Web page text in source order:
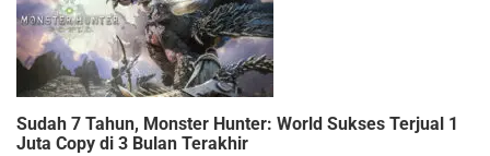
Sudah 7 Tahun, Monster Hunter: World Sukses Terjual 1
Juta Copy di 3 Bulan Terakhir